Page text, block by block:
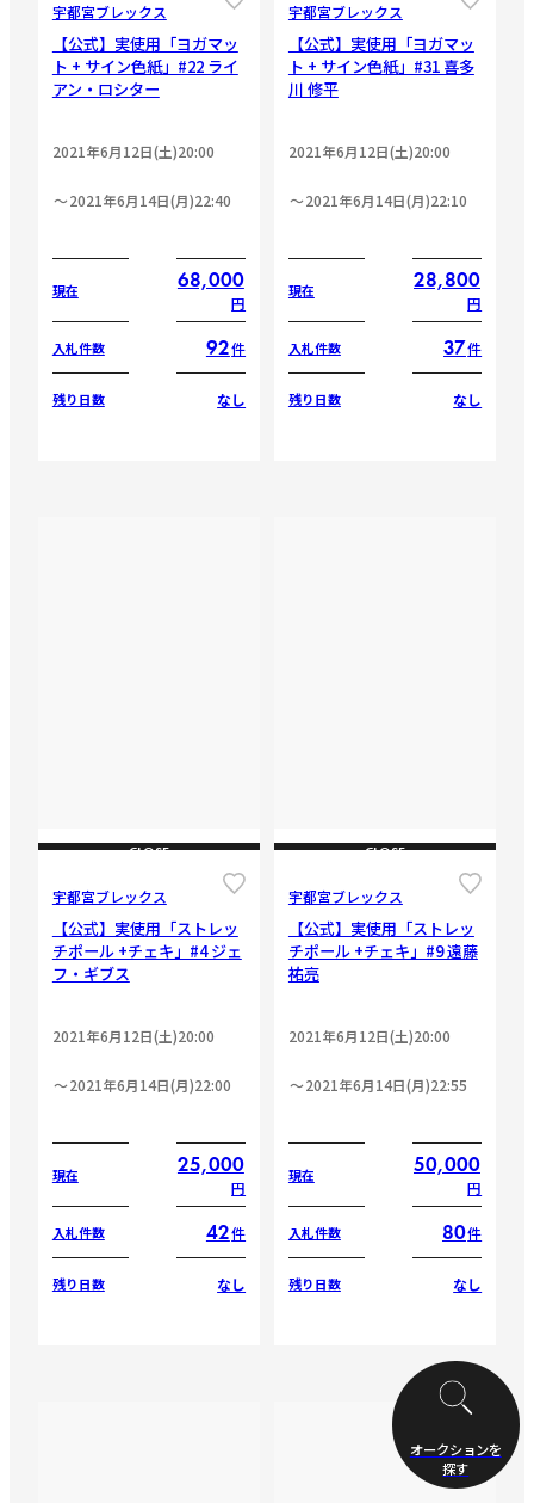
宇都宮ブレックス
【公式】実使用「ヨガマッ
ト + サイン色紙」#22 ライ
アン・ロシター
2021年6月12日(土)20:00
2021年6月14日(月)22:40
現在 68,000
円
入札件数 92件
残り日数 なし
宇都宮ブレックス
【公式】実使用「ヨガマッ
ト + サイン色紙」#31 喜多
川 修平
2021年6月12日(土)20:00
2021年6月14日(月)22:10
現在 28,800
円
入札件数 37件
残り日数 なし
CLOSE
宇都宮ブレックス
【公式】実使用「ストレッ
チポール +チェキ」#4 ジェ
フ・ギブス
2021年6月12日(土)20:00
2021年6月14日(月)22:00
現在 25,000
円
入札件数 42件
残り日数 なし
CLOSE
宇都宮ブレックス
【公式】実使用「ストレッ
チポール +チェキ」#9 遠藤
祐亮
2021年6月12日(土)20:00
2021年6月14日(月)22:55
現在 50,000
円
入札件数 80件
残り日数 なし
オークションを
探す